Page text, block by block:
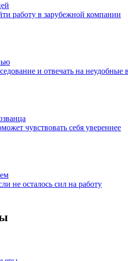
работу в зарубежной компании
и отвечать на неудобные
чувствовать себя увереннее
не осталось сил на работу